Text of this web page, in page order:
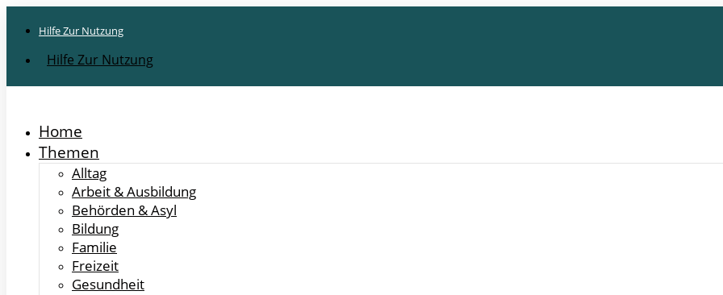
Hilfe Zur Nutzung
Hilfe Zur Nutzung
Home
Themen
Alltag
Arbeit & Ausbildung
Behörden & Asyl
Bildung
Familie
Freizeit
Gesundheit